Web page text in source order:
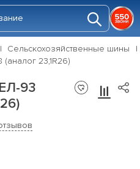
Сельскохозяйственные шины
23,1R26)
93